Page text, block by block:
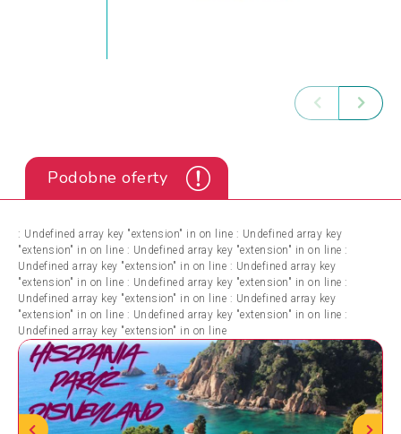
Podobne oferty
: Undefined array key "extension" in on line : Undefined array key
"extension" in on line : Undefined array key "extension" in on line :
Undefined array key "extension" in on line : Undefined array key
"extension" in on line : Undefined array key "extension" in on line :
Undefined array key "extension" in on line : Undefined array key
"extension" in on line : Undefined array key "extension" in on line :
Undefined array key "extension" in on line